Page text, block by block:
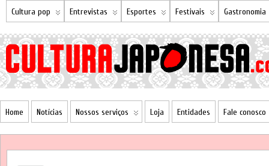
Cultura pop Entrevistas Esportes Festivais Gastronomia
Home Notícias Nossos serviços Loja Entidades Fale conosco